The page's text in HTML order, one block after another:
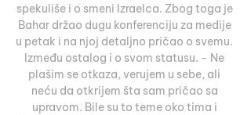
spekuliše i o smeni Izraelca. Zbog toga je
Bahar držao dugu konferenciju za medije
u petak i na njoj detaljno pričao o svemu.
Između ostalog i o svom statusu. - Ne
plašim se otkaza, verujem u sebe, ali
neću da otkrijem šta sam pričao sa
upravom. Bile su to teme oko tima i